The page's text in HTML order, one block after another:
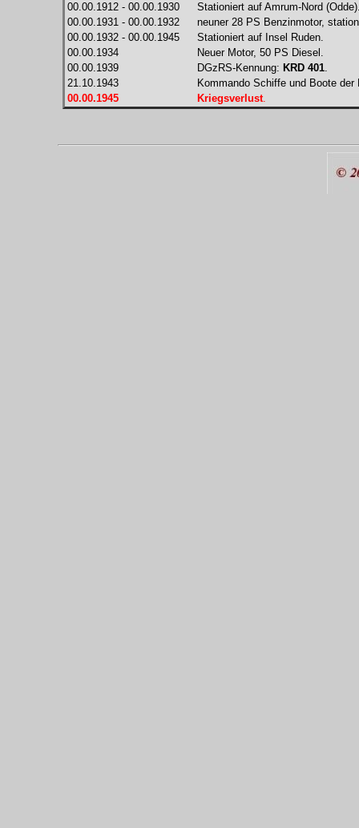
00.00.1912 - 00.00.1930
Stationiert auf Amrum-Nord
00.00.1931 - 00.00.1932
neuner 28 PS Benzinmotor,
00.00.1932 - 00.00.1945
Stationiert auf Insel Ruden.
00.00.1934
Neuer Motor, 50 PS Diesel.
00.00.1939
DGzRS-Kennung: KRD 401.
21.10.1943
Kommando Schiffe und Boote
00.00.1945
Kriegsverlust.